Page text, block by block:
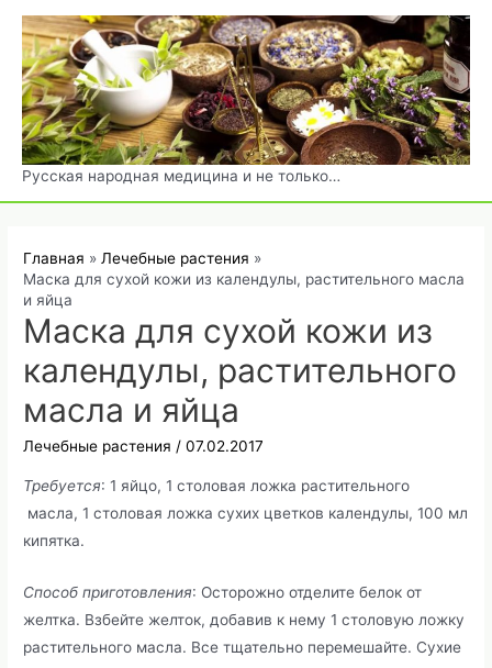
Перейти
содержимому
Русская народная медицина и не только…
Главная
Лечебные растения
Маска для сухой кожи из календулы, растительного масла
и яйца
Маска для сухой кожи из
календулы, растительного
масла и яйца
Лечебные растения /07.02.2017
Требуется: 1 яйцо, 1 столовая ложка растительного
масла, 1 столовая ложка сухих цветков календулы, 100 мл
кипятка.
Способ приготовления: Осторожно отделите белок от
желтка. Взбейте желток, добавив к нему 1 столовую ложку
растительного масла. Все тщательно перемешайте. Сухие